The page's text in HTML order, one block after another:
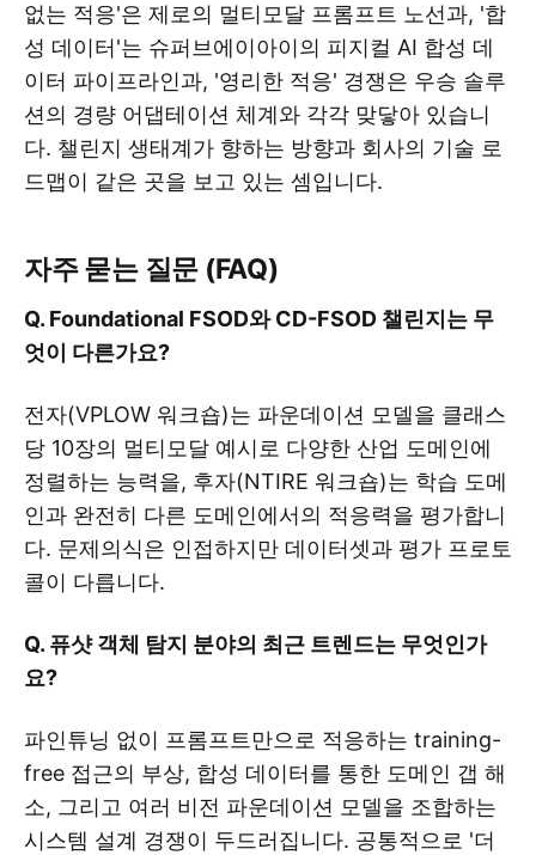
없는 적응'은 제로의 멀티모달 프롬프트 노선과, '합
성 데이터'는 슈퍼브에이아이의 피지컬 AI 합성 데
이터 파이프라인과, '영리한 적응' 경쟁은 우승 솔루
션의 경량 어댑테이션 체계와 각각 맞닿아 있습니
다. 챌린지 생태계가 향하는 방향과 회사의 기술 로
드맵이 같은 곳을 보고 있는 셈입니다.
자주 묻는 질문 (FAQ)
Q. Foundational FSOD와 CD-FSOD 챌린지는 무
엇이 다른가요?
전자(VPLOW 워크숍)는 파운데이션 모델을 클래스
당 10장의 멀티모달 예시로 다양한 산업 도메인에
정렬하는 능력을, 후자(NTIRE 워크숍)는 학습 도메
인과 완전히 다른 도메인에서의 적응력을 평가합니
다. 문제의식은 인접하지만 데이터셋과 평가 프로토
콜이 다릅니다.
Q. 퓨샷 객체 탐지 분야의 최근 트렌드는 무엇인가
요?
파인튜닝 없이 프롬프트만으로 적응하는 training-
free 접근의 부상, 합성 데이터를 통한 도메인 갭 해
소, 그리고 여러 비전 파운데이션 모델을 조합하는
시스템 설계 경쟁이 두드러집니다. 공통적으로 '더